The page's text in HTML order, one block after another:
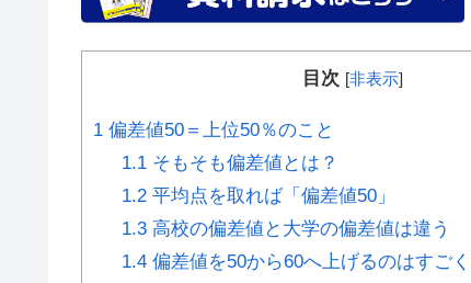
目次 [非表示]
1 偏差値50＝上位50％のこと
1.1そもそも偏差値とは？
1.2平均点を取れば「偏差値50」
1.3高校の偏差値と大学の偏差値は違う
1.4偏差値を50から60へ上げるのはすごく